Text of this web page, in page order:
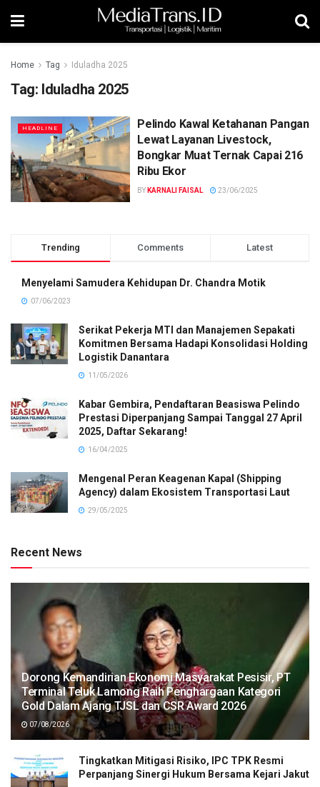
Home Tag Iduladha 2025
Tag: Iduladha 2025
HEADLINE
Pelindo Kawal Ketahanan Pangan
Lewat Layanan Livestock,
Bongkar Muat Ternak Capai 216
Ribu Ekor
BY KARNALI FAISAL 23/06/2025
Trending Comments Latest
Menyelami Samudera Kehidupan Dr. Chandra Motik
07/06/2023
Serikat Pekerja MTI dan Manajemen Sepakati
Komitmen Bersama Hadapi Konsolidasi Holding
Logistik Danantara
11/05/2026
Kabar Gembira, Pendaftaran Beasiswa Pelindo
Prestasi Diperpanjang Sampai Tanggal 27 April
2025, Daftar Sekarang!
16/04/2025
Mengenal Peran Keagenan Kapal (Shipping
Agency) dalam Ekosistem Transportasi Laut
29/05/2025
Recent News
Dorong Kemandirian Ekonomi Masyarakat Pesisir, PT
Terminal Teluk Lamong Raih Penghargaan Kategori
Gold Dalam Ajang TJSL dan CSR Award 2026
07/08/2026
Tingkatkan Mitigasi Risiko, IPC TPK Resmi
Perpanjang Sinergi Hukum Bersama Kejari Jakut